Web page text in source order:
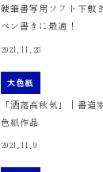
硬筆書写用ソフト下敷
ペン書きに最適！
2021.11.28
大色紙
「洒落高秋気」｜書道
色紙作品
2021.11.9